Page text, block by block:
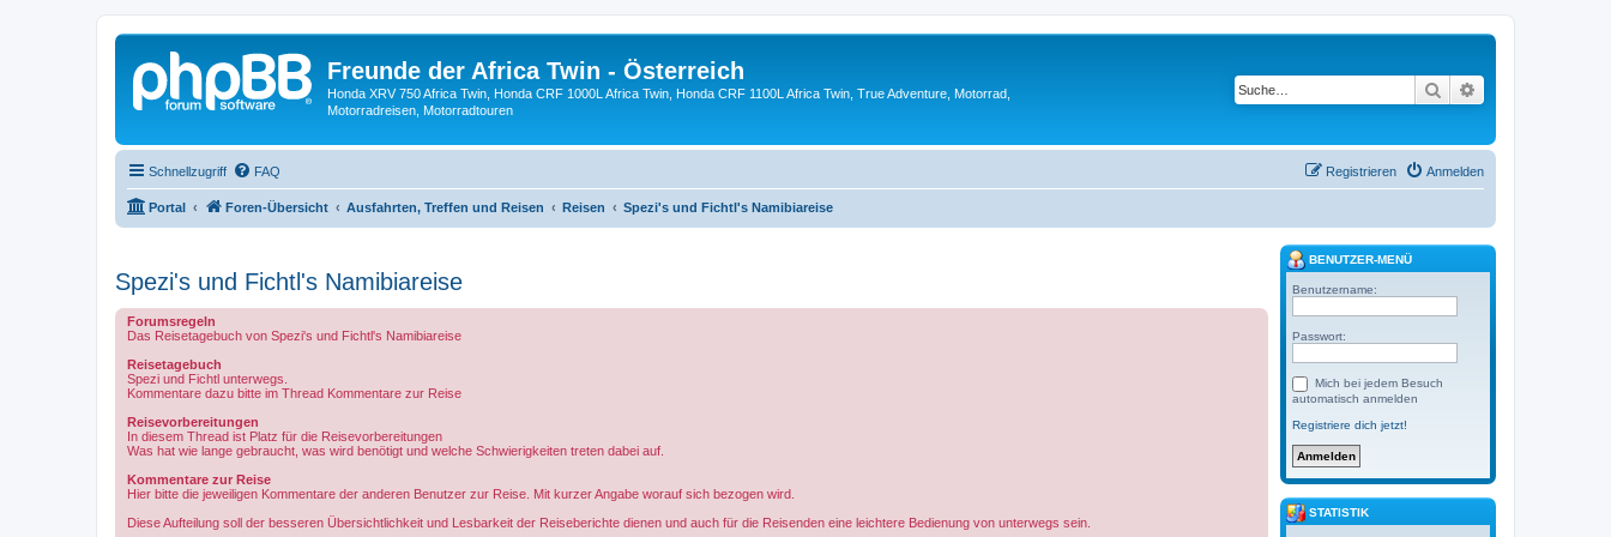
Freunde der Africa Twin - Österreich
Honda XRV 750 Africa Twin, Honda CRF 1000L Africa Twin, Honda CRF 1100L Africa Twin, True Adventure, Motorrad,
Motorradreisen, Motorradtouren
Suche
Schnellzugriff FAQ Anmelden
Registrieren
Portal Foren-Übersicht Ausfahrten, Treffen und Reisen Reisen Spezi's und Fichtl's Namibiareise
Spezi's und Fichtl's Namibiareise
Forumsregeln
Das Reisetagebuch von Spezi's und Fichtl's Namibiareise
Reisetagebuch
Spezi und Fichtl unterwegs.
Kommentare dazu bitte im Thread Kommentare zur Reise
Reisevorbereitungen
In diesem Thread ist Platz für die Reisevorbereitungen
Was hat wie lange gebraucht, was wird benötigt und welche Schwierigkeiten treten dabei auf.
Kommentare zur Reise
Hier bitte die jeweiligen Kommentare der anderen Benutzer zur Reise. Mit kurzer Angabe worauf sich bezogen wird.
Diese Aufteilung soll der besseren Übersichtlichkeit und Lesbarkeit der Reiseberichte dienen und auch für die Reisenden eine leichtere Bedienung von unterwegs sein.
BENUTZER-MENÜ
Benutzername:
Passwort:
Mich bei jedem Besuch
automatisch anmelden
Registriere dich jetzt!
STATISTIK